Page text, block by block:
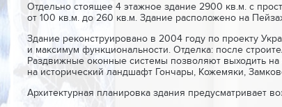
Отдельно стоящее 4 этажное здание 2900 кв.м. с
от 100 кв.м. до 260 кв.м. Здание расположено на
Здание реконструировано в 2004 году по проекту
и максимум функциональности. Отделка: после
Раздвижные оконные системы позволяют выходить
на исторический ландшафт Гончары, Кожемяки,
Архитектурная планировка здания предусматривает